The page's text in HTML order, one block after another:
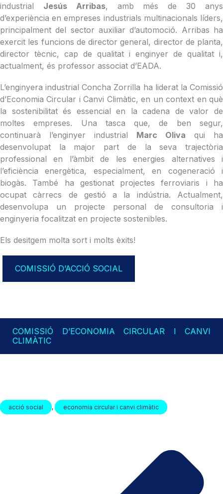
industrial Jesús Arribas, amb més de 30 anys
d’experiència en empreses industrials multinacionals líders,
principalment del sector auxiliar d’automoció. Arribas ha
exercit les funcions de director general, director de planta,
director tècnic, cap de qualitat i enginyer de qualitat i,
actualment, és professor associat d’EADA.
L’enginyera industrial Concha Zorrilla ha liderat la Comissió
d’Economia Circular i Canvi Climàtic, en un context en què
la sostenibilitat és essencial en la cadena de valor de
moltes empreses. Una tasca que, de ben segur,
continuarà l’enginyer industrial Marc Oliva qui ha
desenvolupat la major part de la seva trajectòria
professional en l’àmbit de les energies alternatives i
l’eficiència energètica, especialment, en cogeneració i
biogàs. També ha gestionat projectes ferroviaris i ha
ocupat càrrecs de gestió a la indústria. Actualment,
desenvolupa un projecte personal de consultoria i
enginyeria focalitzat en projecte sostenibles.
Els desitgem molta sort i molts èxits!
COMISSIÓ D’ACCIÓ SOCIAL
COMISSIÓ D’ECONOMIA CIRCULAR I CANVI
CLIMÀTIC
acció social , economia circular i canvi climàtic